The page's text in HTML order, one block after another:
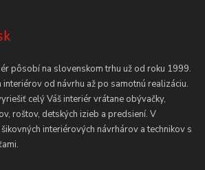
pôsobí na slovenskom trhu už od roku 1999.
interiérov od návrhu až po samotnú realizáciu.
celý Váš interiér vrátane obývačky,
roštov, detských izieb a predsiení. V
interiérových návrhárov a technikov s